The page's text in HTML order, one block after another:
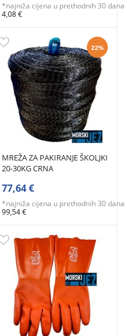
*najniža cijena u prethodnih 30 dana
4,08 €
22%
MREŽA ZA PAKIRANJE ŠKOLJKI
20-30KG CRNA
77,64 €
*najniža cijena u prethodnih 30 dana
99,54 €